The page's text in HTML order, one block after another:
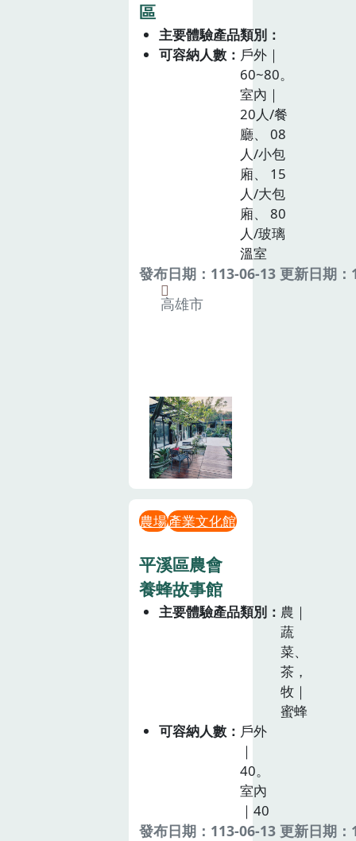
區
主要體驗產品類別
可容納人數
戶外｜
60~80。
室內｜
20人/餐
廳、 08
人/小包
廂、 15
人/大包
廂、 80
人/玻璃
溫室
發布日期：113-06-13 更新日期
高雄市
農場產業文化館
平溪區農會
養蜂故事館
主要體驗產品類別
農｜
蔬
菜、
茶，
牧｜
蜜蜂
可容納人數
戶外
｜
40。
室內
｜40
發布日期：113-06-13 更新日期